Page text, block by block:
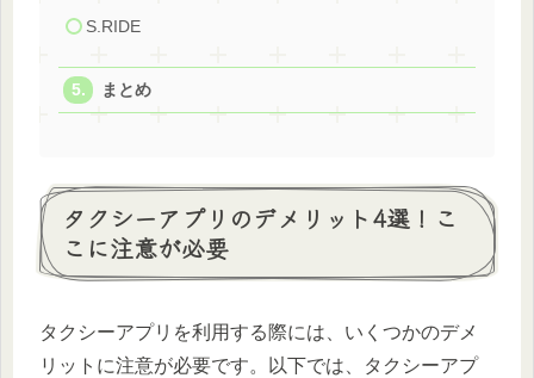
S.RIDE
まとめ
タクシーアプリのデメリット4選！こ
こに注意が必要
タクシーアプリを利用する際には、いくつかのデメ
リットに注意が必要です。以下では、タクシーアプ